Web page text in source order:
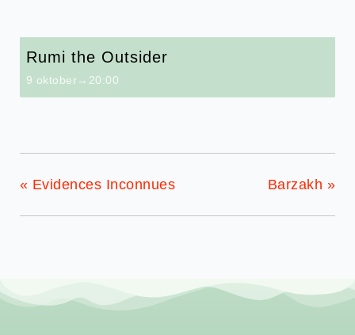
Rumi the Outsider
9 oktober→20:00
« Evidences Inconnues Barzakh »